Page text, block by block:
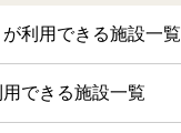
利用できる施設一覧
できる施設一覧